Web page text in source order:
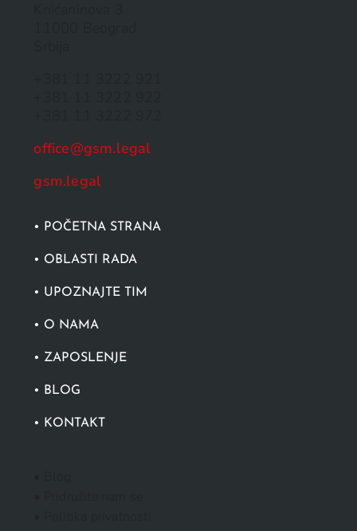
office@gsm.legal
gsm.legal
• POČETNA STRANA
• OBLASTI RADA
• UPOZNAJTE TIM
• O NAMA
• ZAPOSLENJE
• BLOG
• KONTAKT